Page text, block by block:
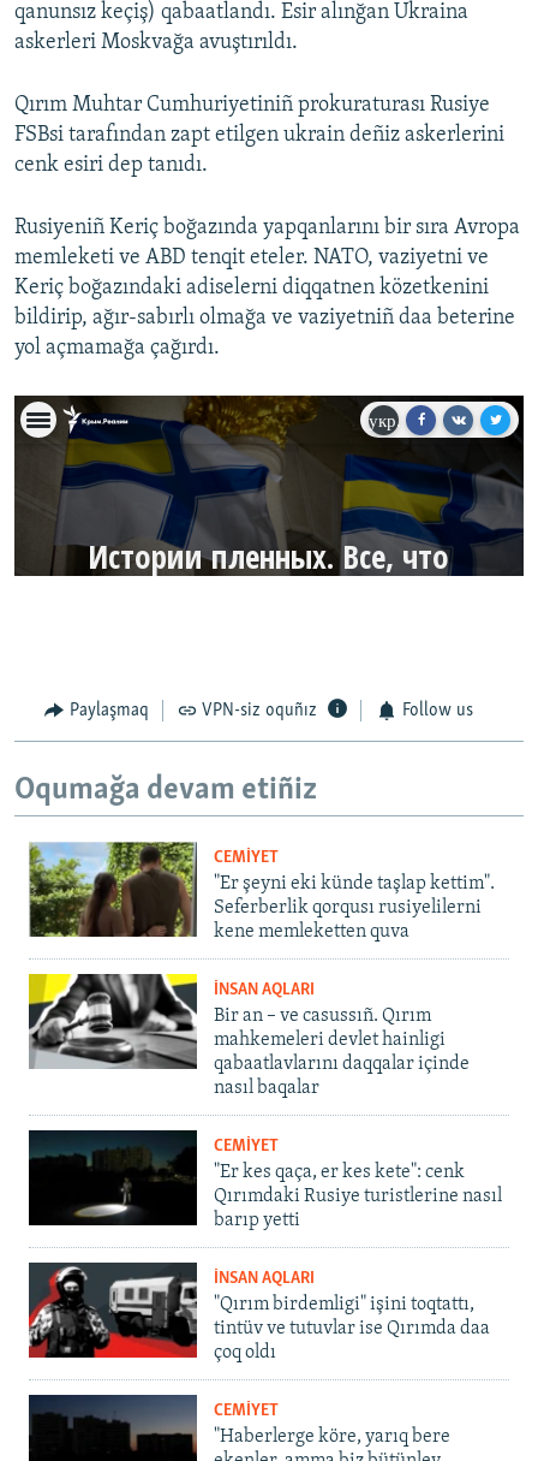
qanunsız keçiş) qabaatlandı. Esir alınğan Ukraina
askerleri Moskvağa avuştırıldı.
Qırım Muhtar Cumhuriyetiniñ prokuraturası Rusiye
FSBsi tarafından zapt etilgen ukrain deñiz askerlerini
cenk esiri dep tanıdı.
Rusiyeniñ Keriç boğazında yapqanlarını bir sıra Avropa
memleketi ve ABD tenqit eteler. NATO, vaziyetni ve
Keriç boğazındaki adiselerni diqqatnen közetkenini
bildirip, ağır-sabırlı olmağa ve vaziyetniñ daa beterine
yol açmamağa çağırdı.
Paylaşmaq VPN-siz oquñız Follow us
Oqumağa devam etiñiz
CEMİYET
"Er şeyni eki künde taşlap kettim".
Seferberlik qorqusı rusiyelilerni
kene memleketten quva
İNSAN AQLARI
Bir an – ve casussıñ. Qırım
mahkemeleri devlet hainligi
qabaatlavlarını daqqalar içinde
nasıl baqalar
CEMİYET
"Er kes qaça, er kes kete": cenk
Qırımdaki Rusiye turistlerine nasıl
barıp yetti
İNSAN AQLARI
"Qırım birdemligi" işini toqtattı,
tintüv ve tutuvlar ise Qırımda daa
çoq oldı
CEMİYET
"Haberlerge köre, yarıq bere